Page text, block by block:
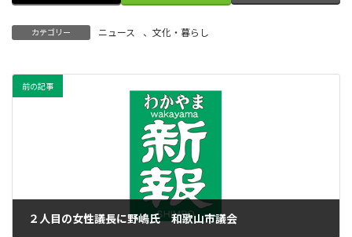
カテゴリー ニュース 、 文化・暮らし
前の記事
２人目の女性議長に野嶋氏 和歌山市議会